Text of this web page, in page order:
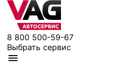
8 800 500-59-67
Выбрать сервис